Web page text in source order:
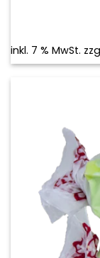
inkl. 7 % MwSt.